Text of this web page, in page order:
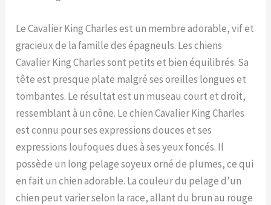
Le Cavalier King Charles est un membre adorable, vif et
gracieux de la famille des épagneuls. Les chiens
Cavalier King Charles sont petits et bien équilibrés. Sa
tête est presque plate malgré ses oreilles longues et
tombantes. Le résultat est un museau court et droit,
ressemblant à un cône. Le chien Cavalier King Charles
est connu pour ses expressions douces et ses
expressions loufoques dues à ses yeux foncés. Il
possède un long pelage soyeux orné de plumes, ce qui
en fait un chien adorable. La couleur du pelage d’un
chien peut varier selon la race, allant du brun au rouge